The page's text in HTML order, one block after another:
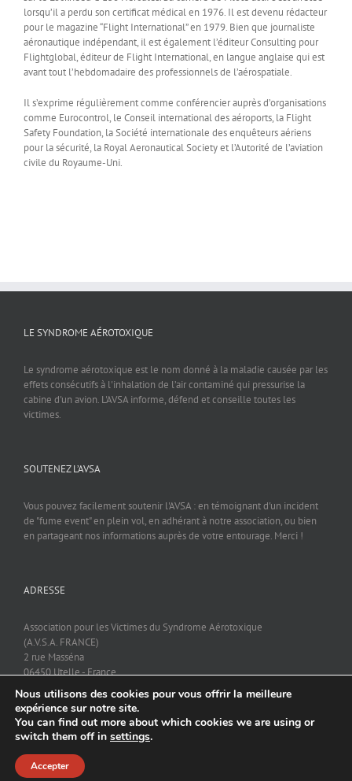
lorsqu’il a perdu son certificat médical en 1976. Il est devenu rédacteur
pour le magazine “Flight International” en 1979. Bien que journaliste
aéronautique indépendant, il est également l’éditeur Consulting pour
Flightglobal, éditeur de Flight International, en langue anglaise qui est
avant tout l’hebdomadaire des professionnels de l’aérospatiale.
Il s’exprime régulièrement comme conférencier auprès d’organisations
comme Eurocontrol, le Conseil international des aéroports, la Flight
Safety Foundation, la Société internationale des enquêteurs aériens
pour la sécurité, la Royal Aeronautical Society et l’Autorité de l’aviation
civile du Royaume-Uni.
LE SYNDROME AÉROTOXIQUE
Le syndrome aérotoxique est le nom donné à la maladie causée par les
effets consécutifs à l'inhalation de l’air contaminé qui pressurise la
cabine d'un avion. L'AVSA informe, défend et conseille toutes les
victimes.
SOUTENEZ L’AVSA
Vous pouvez facilement soutenir l'AVSA : en témoignant d'un incident
de "fume event" en plein vol, en adhérant à notre association, ou bien
en partageant nos informations auprès de votre entourage. Merci !
ADRESSE
Association pour les Victimes du Syndrome Aérotoxique
(A.V.S.A. FRANCE)
2 rue Masséna
06450 Utelle - France
Copyright 2016 AVSA | Tous droits réservés |
Nous utilisons des cookies pour vous offrir la meilleure
expérience sur notre site.
You can find out more about which cookies we are using or
switch them off in settings.
Accepter